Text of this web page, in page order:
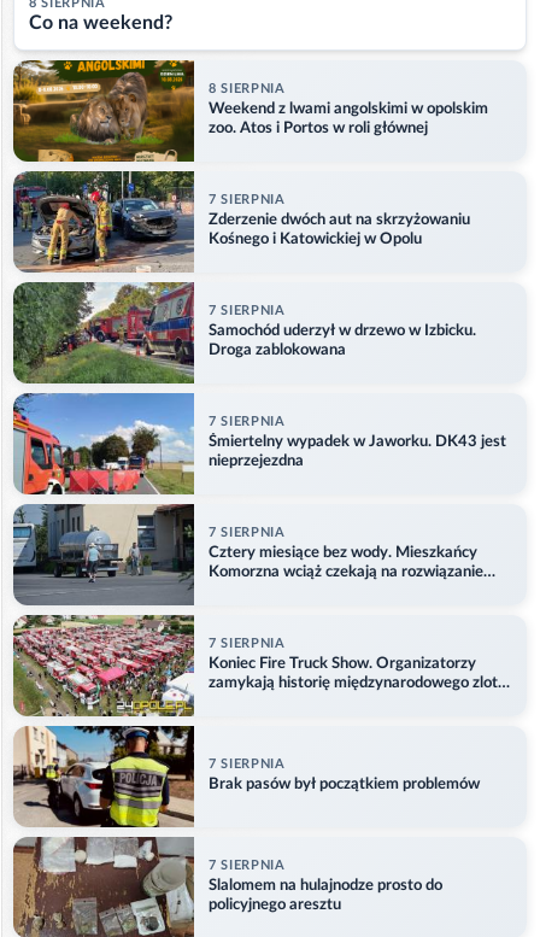
8 SIERPNIA
Co na weekend?
8 SIERPNIA
Weekend z lwami angolskimi w opolskim
zoo. Atos i Portos w roli głównej
7 SIERPNIA
Zderzenie dwóch aut na skrzyżowaniu
Kośnego i Katowickiej w Opolu
7 SIERPNIA
Samochód uderzył w drzewo w Izbicku.
Droga zablokowana
7 SIERPNIA
Śmiertelny wypadek w Jaworku. DK43 jest
nieprzejezdna
7 SIERPNIA
Cztery miesiące bez wody. Mieszkańcy
Komorzna wciąż czekają na rozwiązanie
7 SIERPNIA
Koniec Fire Truck Show. Organizatorzy
zamykają historię międzynarodowego zlotu
7 SIERPNIA
Brak pasów był początkiem problemów
7 SIERPNIA
Slalomem na hulajnodze prosto do
policyjnego aresztu